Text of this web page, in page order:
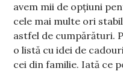
avem mii de opțiuni
cele mai multe ori
astfel de cumpărături.
o listă cu idei de
cei din familie. Iată ce